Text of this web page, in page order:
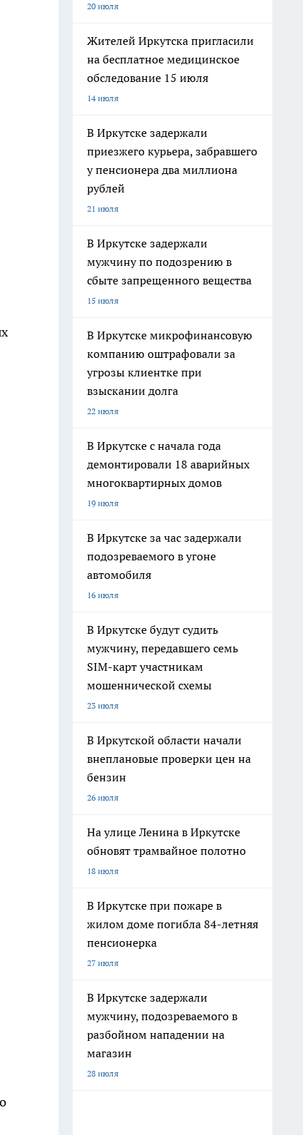
20 июля
Жителей Иркутска пригласили
на бесплатное медицинское
обследование 15 июля
14 июля
В Иркутске задержали
приезжего курьера, забравшего
у пенсионера два миллиона
рублей
21 июля
В Иркутске задержали
мужчину по подозрению в
сбыте запрещенного вещества
15 июля
В Иркутске микрофинансовую
компанию оштрафовали за
угрозы клиентке при
взыскании долга
22 июля
В Иркутске с начала года
демонтировали 18 аварийных
многоквартирных домов
19 июля
В Иркутске за час задержали
подозреваемого в угоне
автомобиля
16 июля
В Иркутске будут судить
мужчину, передавшего семь
SIM-карт участникам
мошеннической схемы
23 июля
В Иркутской области начали
внеплановые проверки цен на
бензин
26 июля
На улице Ленина в Иркутске
обновят трамвайное полотно
18 июля
В Иркутске при пожаре в
жилом доме погибла 84-летняя
пенсионерка
27 июля
В Иркутске задержали
мужчину, подозреваемого в
разбойном нападении на
магазин
28 июля